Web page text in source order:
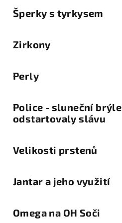
Šperky s tyrkysem
Zirkony
Perly
Police - sluneční brýle
odstartovaly slávu
Velikosti prstenů
Jantar a jeho využití
Omega na OH Soči